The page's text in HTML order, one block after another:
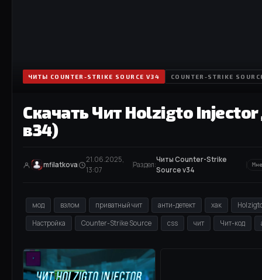
ЧИТЫ COUNTER-STRIKE SOURCE V34 COUNTER-STRIKE
Скачать Чит Holzigto Injector
в34)
mfilatkova
21.06.2025,
13:07
Раздел:
Читы Counter-Strike
Source v34
мод взлом приватный чит анти-детект хак
Настройка Counter-Strike Source css чит Чит-код